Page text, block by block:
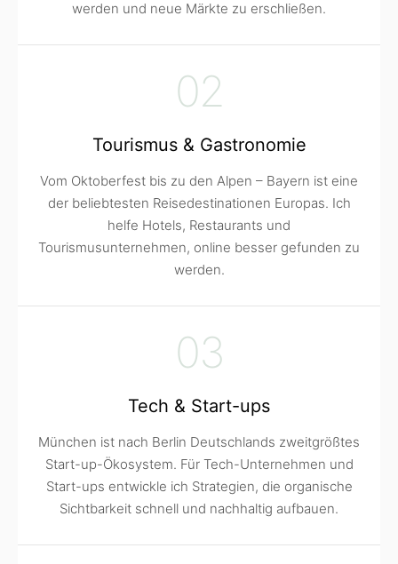
werden und neue Märkte zu erschließen.
02
Tourismus & Gastronomie
Vom Oktoberfest bis zu den Alpen – Bayern ist eine
der beliebtesten Reisedestinationen Europas. Ich
helfe Hotels, Restaurants und
Tourismusunternehmen, online besser gefunden zu
werden.
03
Tech & Start-ups
München ist nach Berlin Deutschlands zweitgrößtes
Start-up-Ökosystem. Für Tech-Unternehmen und
Start-ups entwickle ich Strategien, die organische
Sichtbarkeit schnell und nachhaltig aufbauen.